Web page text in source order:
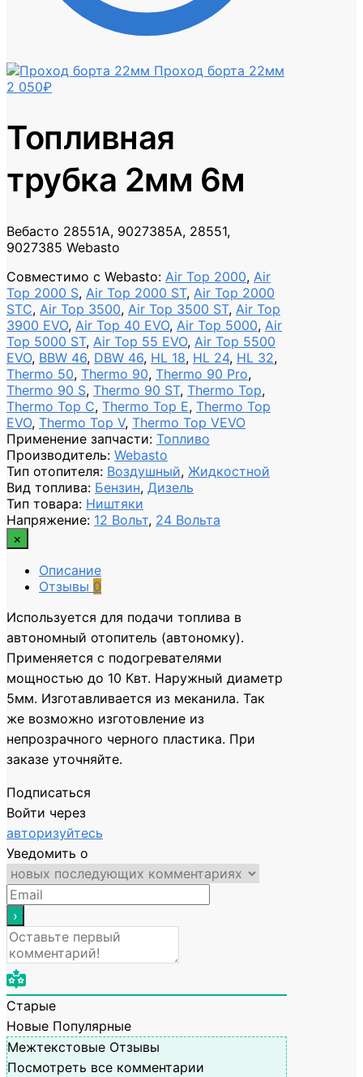
Проход борта 22мм
2 050₽
Топливная
трубка 2мм 6м
Вебасто 28551A, 9027385A, 28551,
9027385 Webasto
Совместимо с Webasto: Air Top 2000, Air
Top 2000 S, Air Top 2000 ST, Air Top 2000
STC, Air Top 3500, Air Top 3500 ST, Air Top
3900 EVO, Air Top 40 EVO, Air Top 5000, Air
Top 5000 ST, Air Top 55 EVO, Air Top 5500
EVO, BBW 46, DBW 46, HL 18, HL 24, HL 32,
Thermo 50, Thermo 90, Thermo 90 Pro,
Thermo 90 S, Thermo 90 ST, Thermo Top,
Thermo Top C, Thermo Top E, Thermo Top
EVO, Thermo Top V, Thermo Top VEVO
Применение запчасти: Топливо
Производитель: Webasto
Тип отопителя: Воздушный, Жидкостной
Вид топлива: Бензин, Дизель
Тип товара: Ништяки
Напряжение: 12 Вольт, 24 Вольта
×
Описание
Отзывы 0
Используется для подачи топлива в
автономный отопитель (автономку).
Применяется с подогревателями
мощностью до 10 Квт. Наружный диаметр
5мм. Изготавливается из меканила. Так
же возможно изготовление из
непрозрачного черного пластика. При
заказе уточняйте.
Подписаться
Войти через
авторизуйтесь
Уведомить о
Старые
Новые Популярные
Межтекстовые Отзывы
Посмотреть все комментарии